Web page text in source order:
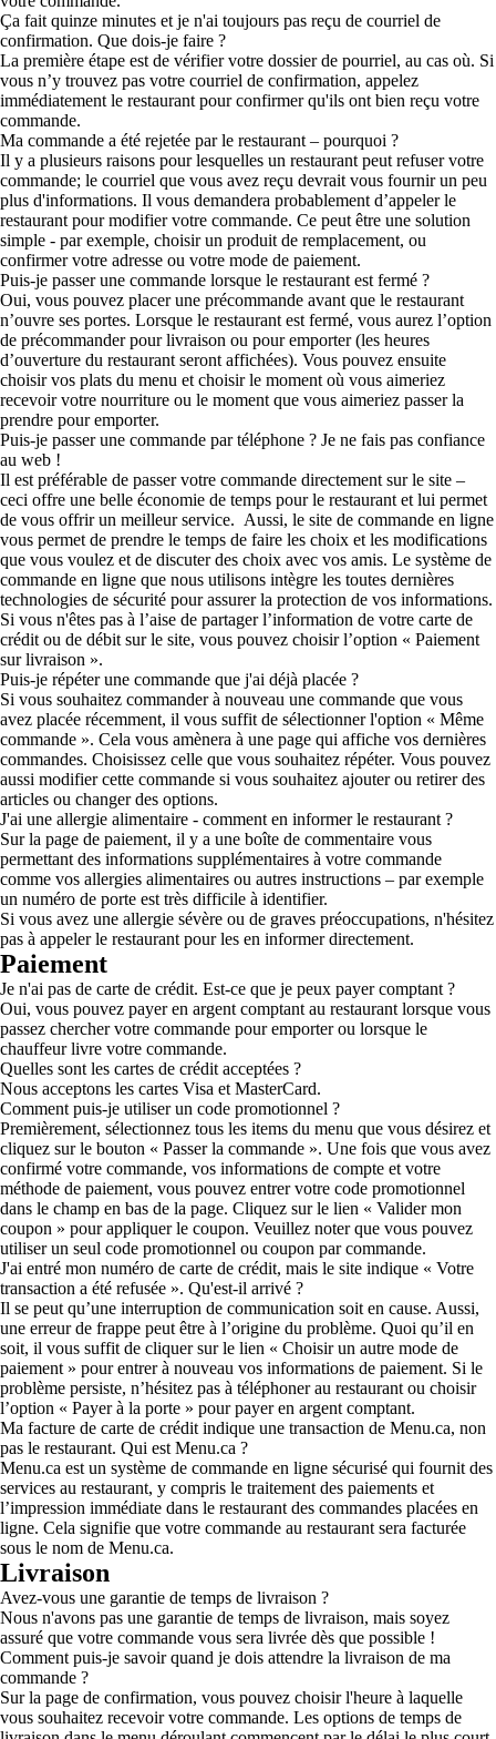
Ça fait quinze minutes et je n'ai toujours pas reçu de courriel de
confirmation. Que dois-je faire ?
La première étape est de vérifier votre dossier de pourriel, au cas où. Si
vous n’y trouvez pas votre courriel de confirmation, appelez
immédiatement le restaurant pour confirmer qu'ils ont bien reçu votre
commande.
Ma commande a été rejetée par le restaurant – pourquoi ?
Il y a plusieurs raisons pour lesquelles un restaurant peut refuser votre
commande; le courriel que vous avez reçu devrait vous fournir un peu
plus d'informations. Il vous demandera probablement d’appeler le
restaurant pour modifier votre commande. Ce peut être une solution
simple - par exemple, choisir un produit de remplacement, ou
confirmer votre adresse ou votre mode de paiement.
Puis-je passer une commande lorsque le restaurant est fermé ?
Oui, vous pouvez placer une précommande avant que le restaurant
n’ouvre ses portes. Lorsque le restaurant est fermé, vous aurez l’option
de précommander pour livraison ou pour emporter (les heures
d’ouverture du restaurant seront affichées). Vous pouvez ensuite
choisir vos plats du menu et choisir le moment où vous aimeriez
recevoir votre nourriture ou le moment que vous aimeriez passer la
prendre pour emporter.
Puis-je passer une commande par téléphone ? Je ne fais pas confiance
au web !
Il est préférable de passer votre commande directement sur le site –
ceci offre une belle économie de temps pour le restaurant et lui permet
de vous offrir un meilleur service. Aussi, le site de commande en ligne
vous permet de prendre le temps de faire les choix et les modifications
que vous voulez et de discuter des choix avec vos amis. Le système de
commande en ligne que nous utilisons intègre les toutes dernières
technologies de sécurité pour assurer la protection de vos informations.
Si vous n'êtes pas à l’aise de partager l’information de votre carte de
crédit ou de débit sur le site, vous pouvez choisir l’option « Paiement
sur livraison ».
Puis-je répéter une commande que j'ai déjà placée ?
Si vous souhaitez commander à nouveau une commande que vous
avez placée récemment, il vous suffit de sélectionner l'option « Même
commande ». Cela vous amènera à une page qui affiche vos dernières
commandes. Choisissez celle que vous souhaitez répéter. Vous pouvez
aussi modifier cette commande si vous souhaitez ajouter ou retirer des
articles ou changer des options.
J'ai une allergie alimentaire - comment en informer le restaurant ?
Sur la page de paiement, il y a une boîte de commentaire vous
permettant des informations supplémentaires à votre commande
comme vos allergies alimentaires ou autres instructions – par exemple
un numéro de porte est très difficile à identifier.
Si vous avez une allergie sévère ou de graves préoccupations, n'hésitez
pas à appeler le restaurant pour les en informer directement.
Paiement
Je n'ai pas de carte de crédit. Est-ce que je peux payer comptant ?
Oui, vous pouvez payer en argent comptant au restaurant lorsque vous
passez chercher votre commande pour emporter ou lorsque le
chauffeur livre votre commande.
Quelles sont les cartes de crédit acceptées ?
Nous acceptons les cartes Visa et MasterCard.
Comment puis-je utiliser un code promotionnel ?
Premièrement, sélectionnez tous les items du menu que vous désirez et
cliquez sur le bouton « Passer la commande ». Une fois que vous avez
confirmé votre commande, vos informations de compte et votre
méthode de paiement, vous pouvez entrer votre code promotionnel
dans le champ en bas de la page. Cliquez sur le lien « Valider mon
coupon » pour appliquer le coupon. Veuillez noter que vous pouvez
utiliser un seul code promotionnel ou coupon par commande.
J'ai entré mon numéro de carte de crédit, mais le site indique « Votre
transaction a été refusée ». Qu'est-il arrivé ?
Il se peut qu’une interruption de communication soit en cause. Aussi,
une erreur de frappe peut être à l’origine du problème. Quoi qu’il en
soit, il vous suffit de cliquer sur le lien « Choisir un autre mode de
paiement » pour entrer à nouveau vos informations de paiement. Si le
problème persiste, n’hésitez pas à téléphoner au restaurant ou choisir
l’option « Payer à la porte » pour payer en argent comptant.
Ma facture de carte de crédit indique une transaction de Menu.ca, non
pas le restaurant. Qui est Menu.ca ?
Menu.ca est un système de commande en ligne sécurisé qui fournit des
services au restaurant, y compris le traitement des paiements et
l’impression immédiate dans le restaurant des commandes placées en
ligne. Cela signifie que votre commande au restaurant sera facturée
sous le nom de Menu.ca.
Livraison
Avez-vous une garantie de temps de livraison ?
Nous n'avons pas une garantie de temps de livraison, mais soyez
assuré que votre commande vous sera livrée dès que possible !
Comment puis-je savoir quand je dois attendre la livraison de ma
commande ?
Sur la page de confirmation, vous pouvez choisir l'heure à laquelle
vous souhaitez recevoir votre commande. Les options de temps de